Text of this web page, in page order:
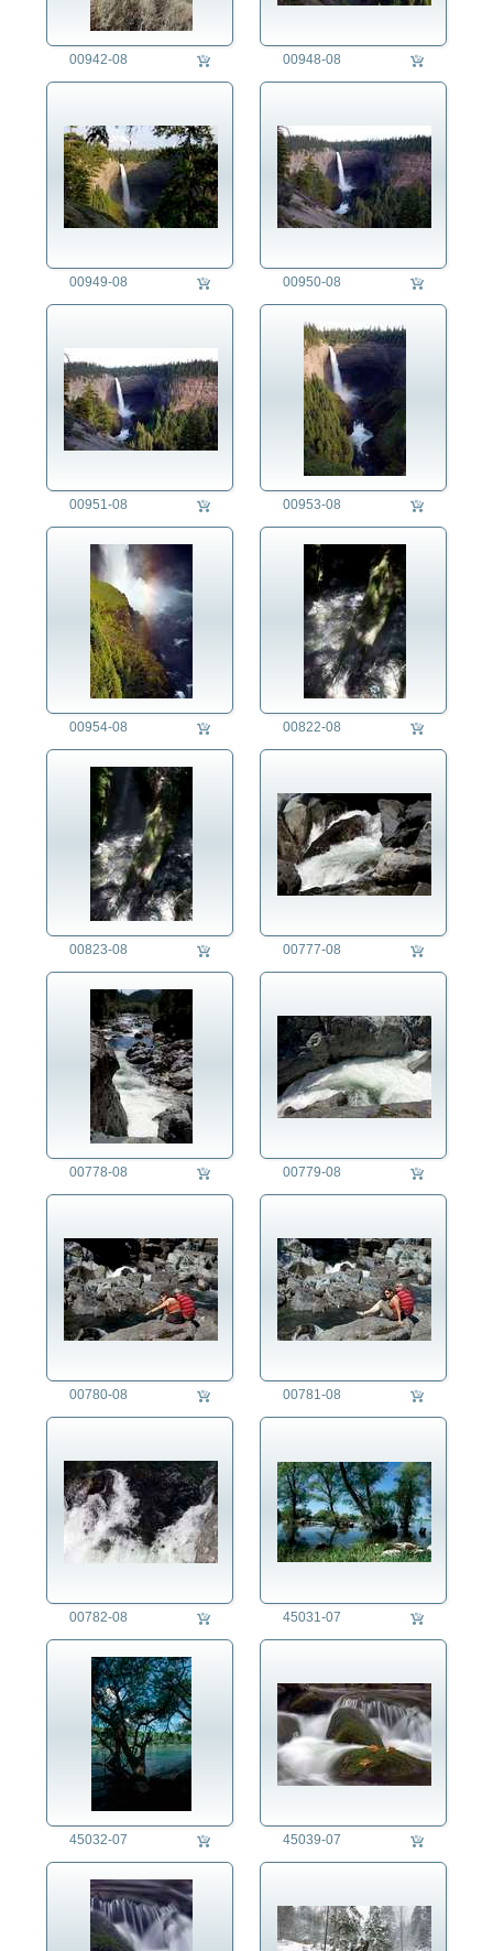
00942-08 00948-08
00949-08 00950-08
00951-08 00953-08
00954-08 00822-08
00823-08 00777-08
00778-08 00779-08
00780-08 00781-08
00782-08 45031-07
45032-07 45039-07